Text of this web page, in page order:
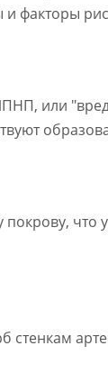
факторы
или